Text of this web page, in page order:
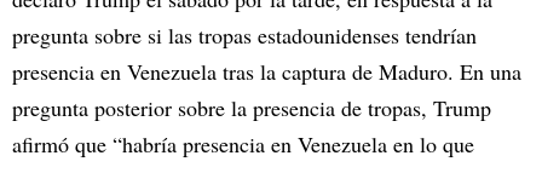
pregunta sobre si las tropas estadounidenses tendrían
presencia en Venezuela tras la captura de Maduro. En una
pregunta posterior sobre la presencia de tropas, Trump
afirmó que “habría presencia en Venezuela en lo que